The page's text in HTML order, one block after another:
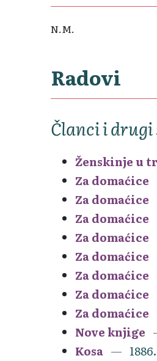
N.M.
Radovi
Članci i
Ženskinje u
Za domaćice
Za domaćice
Za domaćice
Za domaćice
Za domaćice
Za domaćice
Za domaćice
Za domaćice
Nove knjige
Kosa
1886.